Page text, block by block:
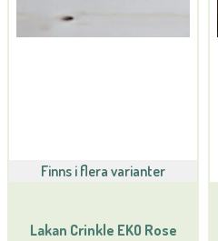
Finns i flera varianter
Lakan Crinkle EKO Rose